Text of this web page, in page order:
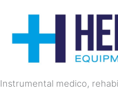
Instrumental medico,